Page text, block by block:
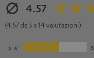
4.57
(4.57 da 5 a 14 valutazioni)
5
8